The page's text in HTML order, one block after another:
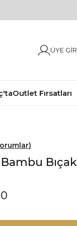
ÜYE
Outlet Fırsatları